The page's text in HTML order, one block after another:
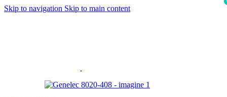
Skip to navigation Skip to main content